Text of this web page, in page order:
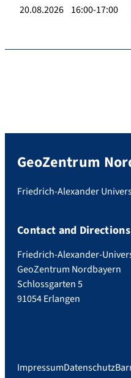
20.08.2026 16:00-17:00
GeoZentrum
Friedrich-Alexander
Contact and Directions
Friedrich-Alexander-
GeoZentrum Nordbayern
Schlossgarten 5
91054 Erlangen
ImpressumDatenschutz